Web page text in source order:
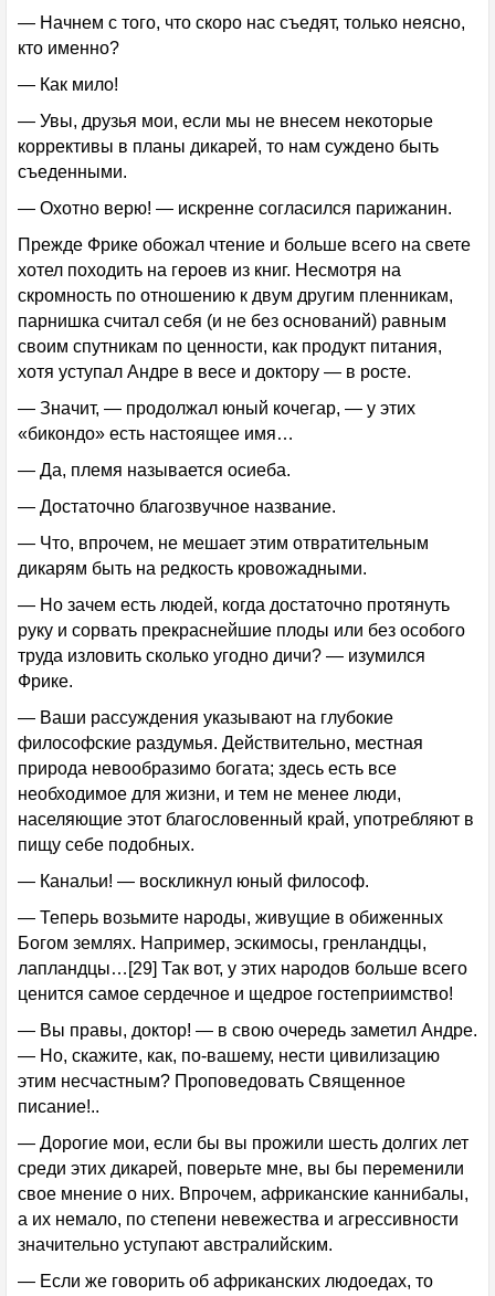
— Начнем с того, что скоро нас съедят, только неясно,
кто именно?
— Как мило!
— Увы, друзья мои, если мы не внесем некоторые
коррективы в планы дикарей, то нам суждено быть
съеденными.
— Охотно верю! — искренне согласился парижанин.
Прежде Фрике обожал чтение и больше всего на свете
хотел походить на героев из книг. Несмотря на
скромность по отношению к двум другим пленникам,
парнишка считал себя (и не без оснований) равным
своим спутникам по ценности, как продукт питания,
хотя уступал Андре в весе и доктору — в росте.
— Значит, — продолжал юный кочегар, — у этих
«бикондо» есть настоящее имя…
— Да, племя называется осиеба.
— Достаточно благозвучное название.
— Что, впрочем, не мешает этим отвратительным
дикарям быть на редкость кровожадными.
— Но зачем есть людей, когда достаточно протянуть
руку и сорвать прекраснейшие плоды или без особого
труда изловить сколько угодно дичи? — изумился
Фрике.
— Ваши рассуждения указывают на глубокие
философские раздумья. Действительно, местная
природа невообразимо богата; здесь есть все
необходимое для жизни, и тем не менее люди,
населяющие этот благословенный край, употребляют в
пищу себе подобных.
— Канальи! — воскликнул юный философ.
— Теперь возьмите народы, живущие в обиженных
Богом землях. Например, эскимосы, гренландцы,
лапландцы…[29] Так вот, у этих народов больше всего
ценится самое сердечное и щедрое гостеприимство!
— Вы правы, доктор! — в свою очередь заметил Андре.
— Но, скажите, как, по-вашему, нести цивилизацию
этим несчастным? Проповедовать Священное
писание!..
— Дорогие мои, если бы вы прожили шесть долгих лет
среди этих дикарей, поверьте мне, вы бы переменили
свое мнение о них. Впрочем, африканские каннибалы,
а их немало, по степени невежества и агрессивности
значительно уступают австралийским.
— Если же говорить об африканских людоедах, то